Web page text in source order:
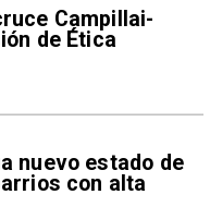
Campillai-
de Ética
nuevo estado de
con alta